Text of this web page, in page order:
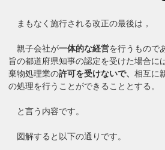
まもなく施行される改正の最後は，
親子会社が一体的な経営を行うもので
旨の都道府県知事の認定を受けた場合に
棄物処理業の許可を受けないで、相互に
の処理を行うことができることとする。
と言う内容です。
図解すると以下の通りです。